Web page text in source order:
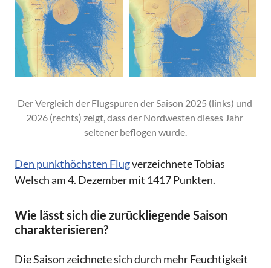
Der Vergleich der Flugspuren der Saison 2025 (links) und
2026 (rechts) zeigt, dass der Nordwesten dieses Jahr
seltener beflogen wurde.
Den punkthöchsten Flugverzeichnete Tobias
Welsch am 4. Dezember mit 1417 Punkten.
Wie lässt sich die zurückliegende Saison
charakterisieren?
Die Saison zeichnete sich durch mehr Feuchtigkeit